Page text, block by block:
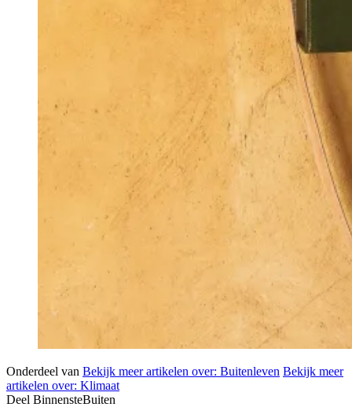
Onderdeel van Bekijk meer artikelen over: Buitenleven Bekijk meer
artikelen over: Klimaat
Deel BinnensteBuiten